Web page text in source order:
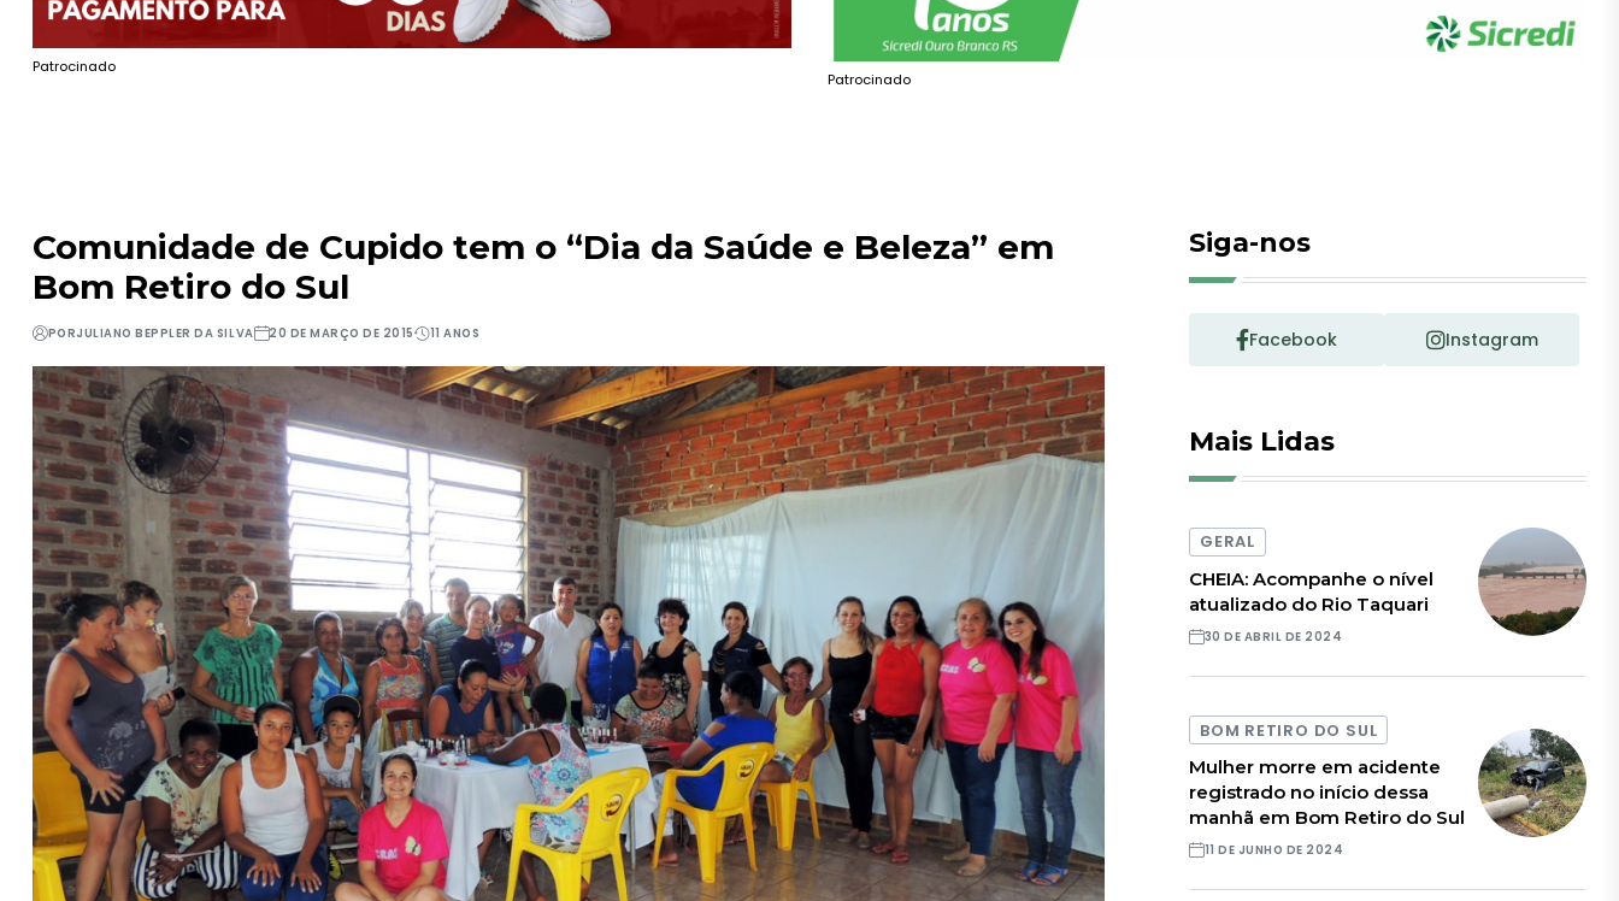
Patrocinado
Patrocinado
Comunidade de Cupido tem o “Dia da Saúde e Beleza” em
Bom Retiro do Sul
PORJULIANO BEPPLER DA SILVA 20 DE MARÇO DE 2015 11 ANOS
Siga-nos
Facebook Instagram
Mais Lidas
GERAL
CHEIA: Acompanhe o nível
atualizado do Rio Taquari
30 DE ABRIL DE 2024
BOM RETIRO DO SUL
Mulher morre em acidente
registrado no início dessa
manhã em Bom Retiro do Sul
11 DE JUNHO DE 2024